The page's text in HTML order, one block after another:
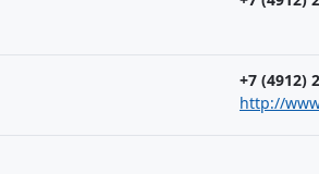
+7 (4912)
http://